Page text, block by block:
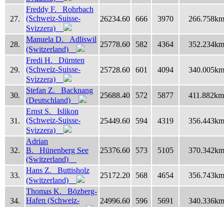
27.
Freddy F. Rohrbach
(Schweiz-Suisse-
Svizzera)
26234.60 666 3970 266.758km
28.
Manuela D. Adliswil
(Switzerland)
25778.60 582 4364 352.234km
29.
Fredi H. Dürnten
(Schweiz-Suisse-
Svizzera)
25728.60 601 4094 340.005km
30.
Stefan Z. Backnang
(Deutschland)
25688.40 572 5877 411.882km
31.
Ernst S. Islikon
(Schweiz-Suisse-
Svizzera)
25449.60 594 4319 356.443km
32.
Adrian
B. Hünenberg See
(Switzerland)
25376.60 573 5105 370.342km
33.
Hans Z. Buttisholz
(Switzerland)
25172.20 568 4654 356.743km
34.
Thomas K. Bözberg-
Hafen (Schweiz-
24996.60 596 5691 340.336km